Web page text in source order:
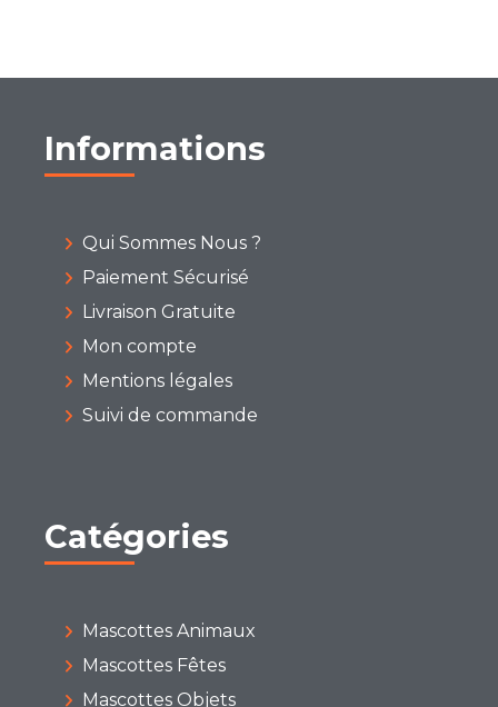
Informations
Qui Sommes Nous ?
Paiement Sécurisé
Livraison Gratuite
Mon compte
Mentions légales
Suivi de commande
Catégories
Mascottes Animaux
Mascottes Fêtes
Mascottes Objets